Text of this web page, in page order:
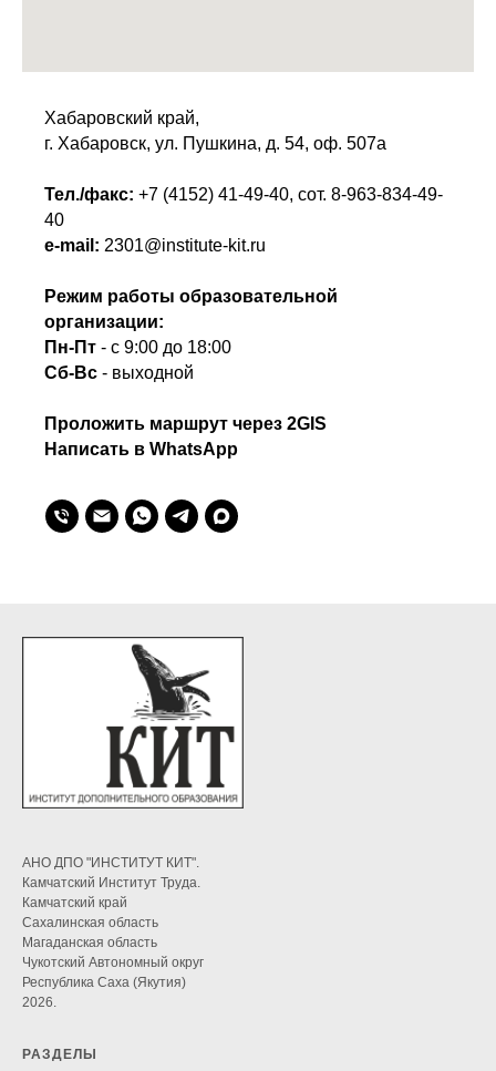
Хабаровский край,
г. Хабаровск, ул. Пушкина, д. 54, оф. 507а
Тел./факс: +7 (4152) 41-49-40, сот. 8-963-834-49-
40
e-mail: 2301@institute-kit.ru
Режим работы образовательной
организации:
Пн-Пт - с 9:00 до 18:00
Сб-Вс - выходной
Проложить маршрут через 2GIS
Написать в WhatsApp
АНО ДПО "ИНСТИТУТ КИТ".
Камчатский Институт Труда.
Камчатский край
Сахалинская область
Магаданская область
Чукотский Автономный округ
Республика Саха (Якутия)
2026.
РАЗДЕЛЫ